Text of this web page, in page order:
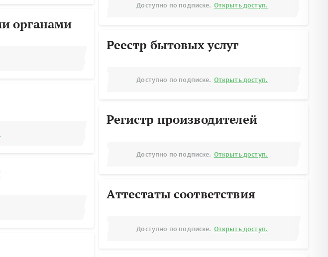
органами
Доступно по подписке. Открыть доступ.
Реестр бытовых услуг
Доступно по подписке. Открыть доступ.
Регистр производителей
Доступно по подписке. Открыть доступ.
Аттестаты соответствия
Доступно по подписке. Открыть доступ.